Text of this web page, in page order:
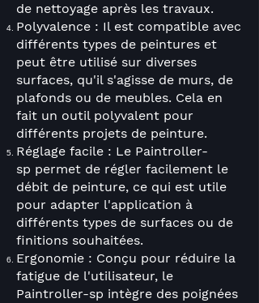
de nettoyage après les travaux.
Polyvalence : Il est compatible avec
différents types de peintures et
peut être utilisé sur diverses
surfaces, qu'il s'agisse de murs, de
plafonds ou de meubles. Cela en
fait un outil polyvalent pour
différents projets de peinture.
Réglage facile : Le Paintroller-
sp permet de régler facilement le
débit de peinture, ce qui est utile
pour adapter l'application à
différents types de surfaces ou de
finitions souhaitées.
Ergonomie : Conçu pour réduire la
fatigue de l'utilisateur, le
Paintroller-sp intègre des poignées